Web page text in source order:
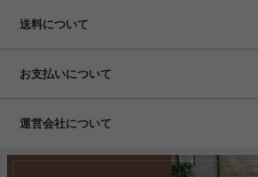
送料について
お支払いについて
運営会社について